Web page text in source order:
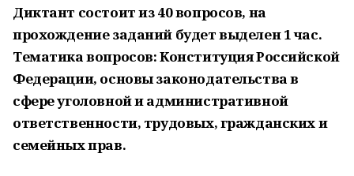
Диктант состоит из 40 вопросов, на
прохождение заданий будет выделен 1 час.
Тематика вопросов: Конституция Российской
Федерации, основы законодательства в
сфере уголовной и административной
ответственности, трудовых, гражданских и
семейных прав.